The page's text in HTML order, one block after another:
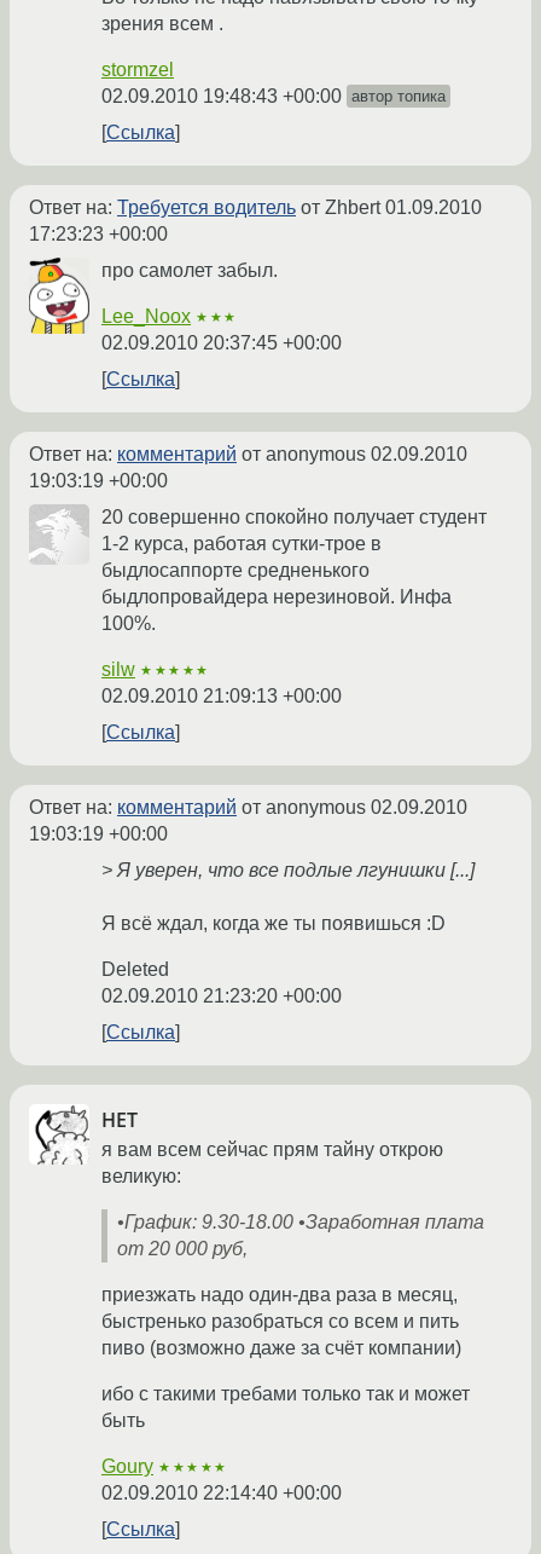
зрения всем .
stormzel
02.09.2010 19:48:43 +00:00 автор топика
Ссылка
Ответ на: Требуется водитель от Zhbert01.09.2010
17:23:23 +00:00
про самолет забыл.
Lee_Noox ★★★
02.09.2010 20:37:45 +00:00
Ссылка
Ответ на: комментарий от anonymous 02.09.2010
19:03:19 +00:00
20 совершенно спокойно получает студент
1-2 курса, работая сутки-трое в
быдлосаппорте средненького
быдлопровайдера нерезиновой. Инфа
100%.
silw ★★★★★
02.09.2010 21:09:13 +00:00
Ссылка
Ответ на: комментарий от anonymous 02.09.2010
19:03:19 +00:00
> Я уверен, что все подлые лгунишки [...]
Я всё ждал, когда же ты появишься :D
Deleted
02.09.2010 21:23:20 +00:00
Ссылка
НЕТ
я вам всем сейчас прям тайну открою
великую:
•График: 9.30-18.00 •Заработная плата
от 20 000 руб,
приезжать надо один-два раза в месяц,
быстренько разобраться со всем и пить
пиво (возможно даже за счёт компании)
ибо с такими требами только так и может
быть
Goury ★★★★★
02.09.2010 22:14:40 +00:00
Ссылка